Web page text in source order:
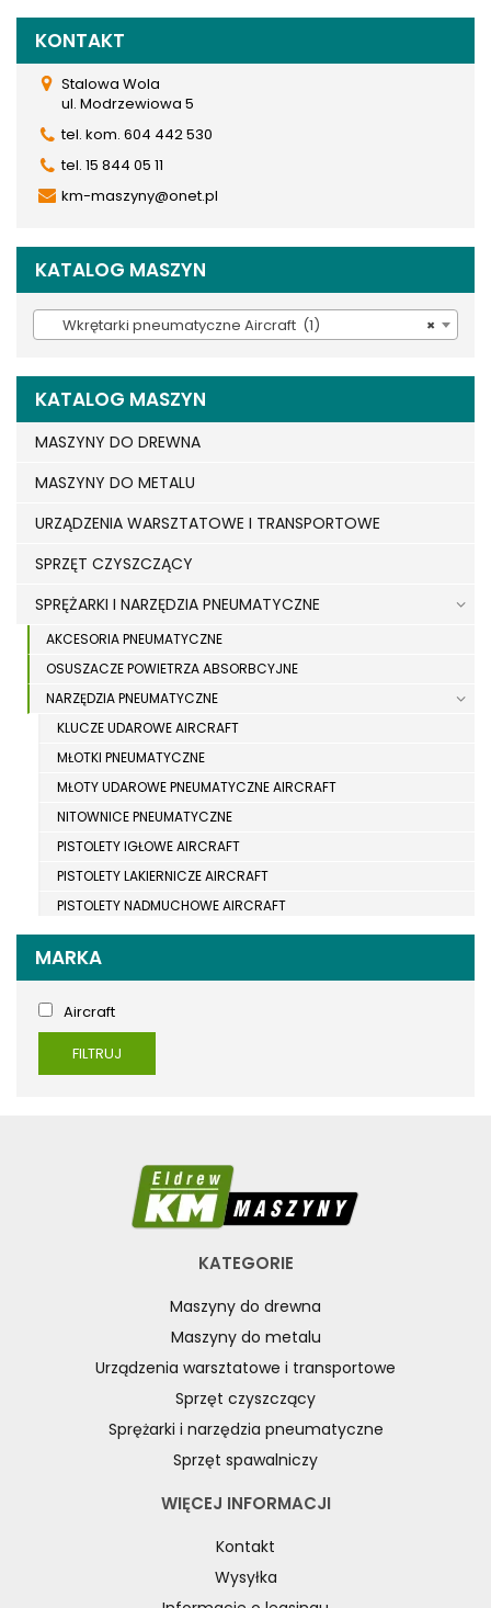
KONTAKT
Stalowa Wola
ul. Modrzewiowa 5
tel. kom. 604 442 530
tel. 15 844 05 11
km-maszyny@onet.pl
KATALOG MASZYN
×
Wkrętarki pneumatyczne Aircraft (1)
KATALOG MASZYN
MASZYNY DO DREWNA
MASZYNY DO METALU
URZĄDZENIA WARSZTATOWE I TRANSPORTOWE
SPRZĘT CZYSZCZĄCY
SPRĘŻARKI I NARZĘDZIA PNEUMATYCZNE
AKCESORIA PNEUMATYCZNE
OSUSZACZE POWIETRZA ABSORBCYJNE
NARZĘDZIA PNEUMATYCZNE
KLUCZE UDAROWE AIRCRAFT
MŁOTKI PNEUMATYCZNE
MŁOTY UDAROWE PNEUMATYCZNE AIRCRAFT
NITOWNICE PNEUMATYCZNE
PISTOLETY IGŁOWE AIRCRAFT
PISTOLETY LAKIERNICZE AIRCRAFT
PISTOLETY NADMUCHOWE AIRCRAFT
PISTOLETY NATRYSKOWE AIRCRAFT
PISTOLETY DO PIASKOWANIA AIRCRAFT
TESTERY CIŚNIENIA AIRCRAFT
ZSZYWACZE
SEPARATORY WODA-OLEJ
SMAROWNICE PNEUMATYCZNE
WYPOSAŻENIE DODATKOWE SPRĘŻAREK I NARZĘDZI
PNEUMATYCZNYCH
SPRZĘT SPAWALNICZY
RÓŻNE OKAZJE
MARKA
Aircraft
FILTRUJ
KATEGORIE
Maszyny do drewna
Maszyny do metalu
Urządzenia warsztatowe i transportowe
Sprzęt czyszczący
Sprężarki i narzędzia pneumatyczne
Sprzęt spawalniczy
WIĘCEJ INFORMACJI
Kontakt
Wysyłka